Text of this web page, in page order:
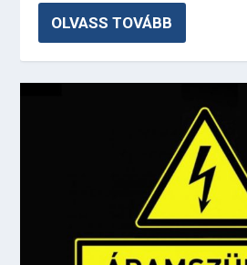
OLVASS TOVÁBB